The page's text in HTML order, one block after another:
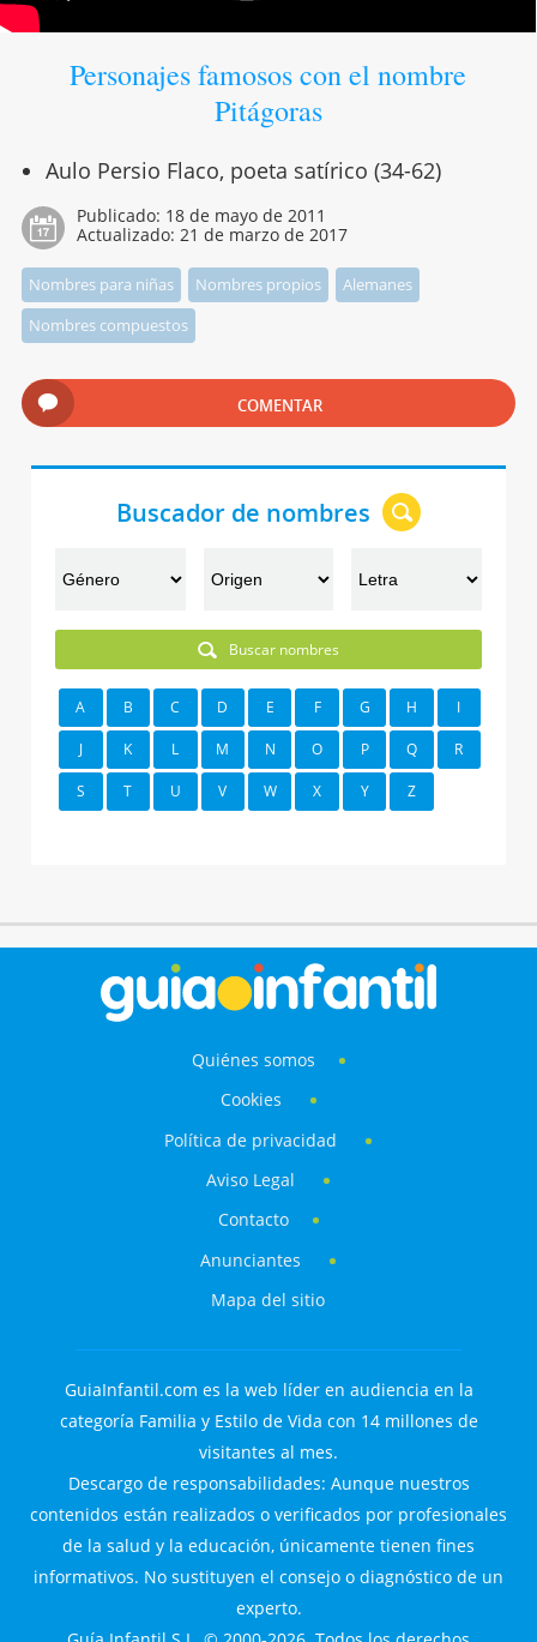
Personajes famosos con el nombre
Pitágoras
Aulo Persio Flaco, poeta satírico (34-62)
Publicado: 18 de mayo de 2011
Actualizado: 21 de marzo de 2017
Nombres para niñas Nombres propios
Alemanes
Nombres compuestos
COMENTAR
Buscador de nombres
Buscar nombres
A B C D E F G H I
J K L M N O P Q R
S T U V W X Y Z
Quiénes somos
Cookies
Política de privacidad
Aviso Legal
Contacto
Anunciantes
Mapa del sitio
GuiaInfantil.com es la web líder en audiencia en la
categoría Familia y Estilo de Vida con 14 millones de
visitantes al mes.
Descargo de responsabilidades: Aunque nuestros
contenidos están realizados o verificados por profesionales
de la salud y la educación, únicamente tienen fines
informativos. No sustituyen el consejo o diagnóstico de un
experto.